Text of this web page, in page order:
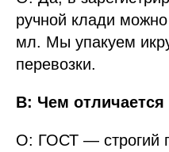
ручной клади
мл. Мы упакуем
перевозки.
В: Чем
О: ГОСТ — строгий